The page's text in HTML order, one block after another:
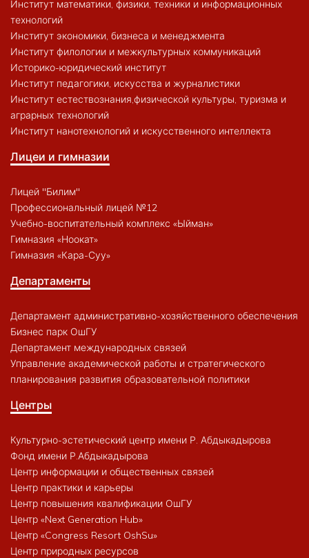
Институт математики, физики, техники и информационных
технологий
Институт экономики, бизнеса и менеджмента
Институт филологии и межкультурных коммуникаций
Историко-юридический институт
Институт педагогики, искусства и журналистики
Институт естествознания,физической культуры, туризма и
аграрных технологий
Институт нанотехнологий и искусственного интеллекта
Лицеи и гимназии
Лицей "Билим"
Профессиональный лицей №12
Учебно-воспитательный комплекс «Ыйман»
Гимназия «Ноокат»
Гимназия «Кара-Суу»
Департаменты
Департамент административно-хозяйственного обеспечения
Бизнес парк ОшГУ
Департамент международных связей
Управление академической работы и стратегического
планирования развития образовательной политики
Центры
Культурно-эстетический центр имени Р. Абдыкадырова
Фонд имени Р.Абдыкадырова
Центр информации и общественных связей
Центр практики и карьеры
Центр повышения квалификации ОшГУ
Центр «Next Generation Hub»
Центр «Congress Resort OshSu»
Центр природных ресурсов